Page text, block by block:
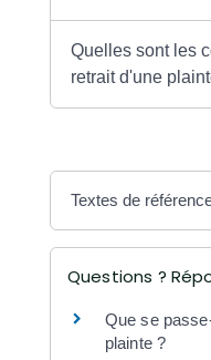
Quelles sont les
retrait d'une
Textes de
Questions ?
Que se
plainte ?